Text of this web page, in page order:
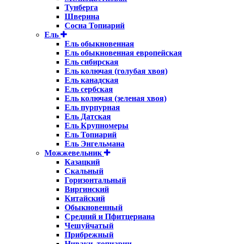
Тунберга
Шверина
Сосна Топиарий
Ель
Ель обыкновенная
Ель обыкновенная европейская
Ель сибирская
Ель колючая (голубая хвоя)
Ель канадская
Ель сербская
Ель колючая (зеленая хвоя)
Ель пурпурная
Ель Датская
Ель Крупномеры
Ель Топиарий
Ель Энгельмана
Можжевельник
Казацкий
Скальный
Горизонтальный
Виргинский
Китайский
Обыкновенный
Средний и Пфитцериана
Чешуйчатый
Прибрежный